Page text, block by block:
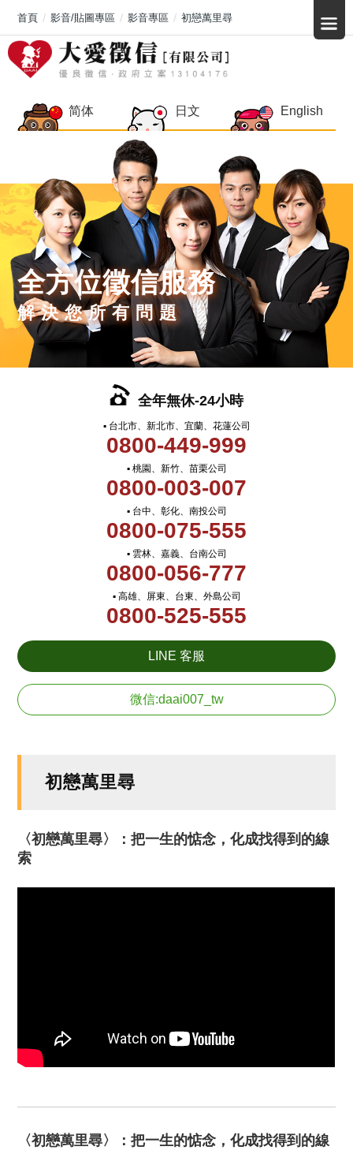
简体 日文 English
全方位徵信服務
解決您所有問題
全年無休-24小時
▪ 台北市、新北市、宜蘭、花蓮公司
0800-449-999
▪ 桃園、新竹、苗栗公司
0800-003-007
▪ 台中、彰化、南投公司
0800-075-555
▪ 雲林、嘉義、台南公司
0800-056-777
▪ 高雄、屏東、台東、外島公司
0800-525-555
LINE 客服
微信:daai007_tw
首頁 影音/貼圖專區 影音專區 初戀萬里尋
初戀萬里尋
〈初戀萬里尋〉：把一生的惦念，化成找得到的線
索
〈初戀萬里尋〉：把一生的惦念，化成找得到的線